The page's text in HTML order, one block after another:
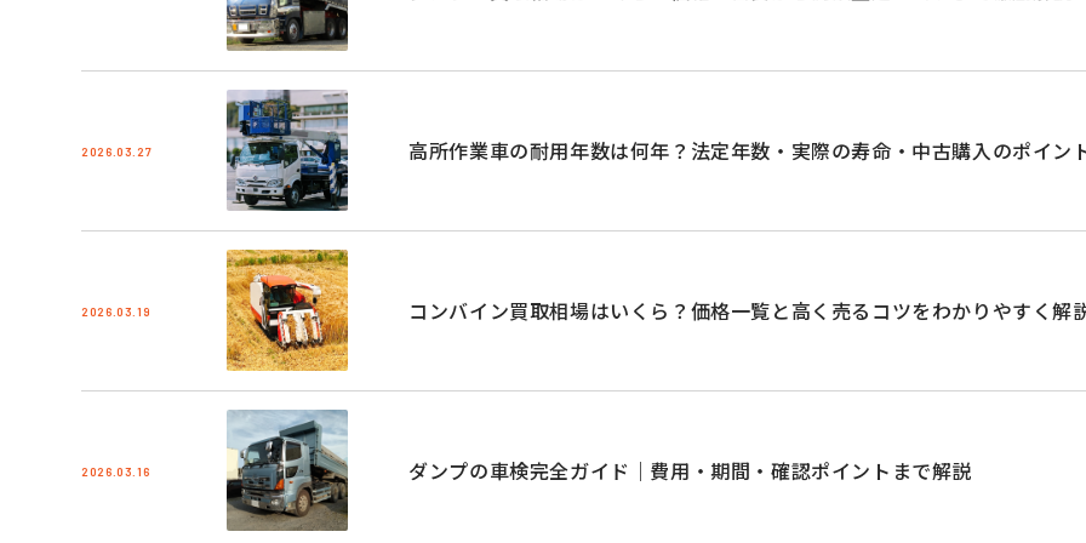
2026.03.27 高所作業車の耐用年数は何年？法定年数・実際の寿命・中古購入のポイン
2026.03.19 コンバイン買取相場はいくら？価格一覧と高く売るコツをわかりやすく解
2026.03.16 ダンプの車検完全ガイド｜費用・期間・確認ポイントまで解説